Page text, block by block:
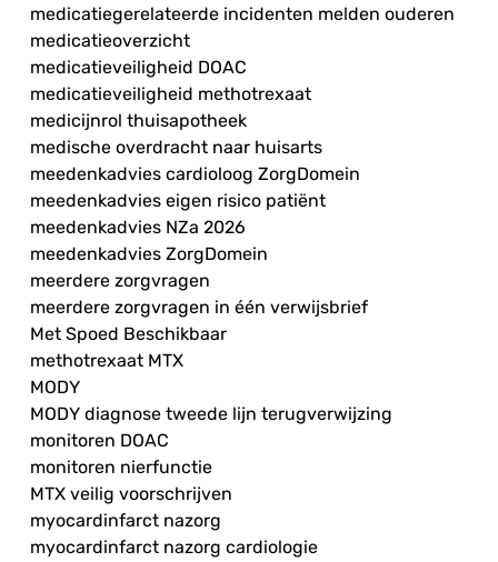
medicatiegerelateerde incidenten melden ouderen
medicatieoverzicht
medicatieveiligheid DOAC
medicatieveiligheid methotrexaat
medicijnrol thuisapotheek
medische overdracht naar huisarts
meedenkadvies cardioloog ZorgDomein
meedenkadvies eigen risico patiënt
meedenkadvies NZa 2026
meedenkadvies ZorgDomein
meerdere zorgvragen
meerdere zorgvragen in één verwijsbrief
Met Spoed Beschikbaar
methotrexaat MTX
MODY
MODY diagnose tweede lijn terugverwijzing
monitoren DOAC
monitoren nierfunctie
MTX veilig voorschrijven
myocardinfarct nazorg
myocardinfarct nazorg cardiologie